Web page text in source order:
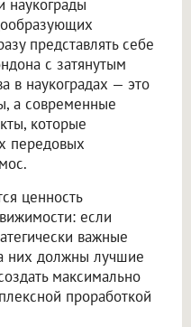
наукограды
представлять себе
с затянутым
в наукоградах — это
а современные
которые
передовых
ценность
если
важные
них должны лучшие
максимально
проработкой